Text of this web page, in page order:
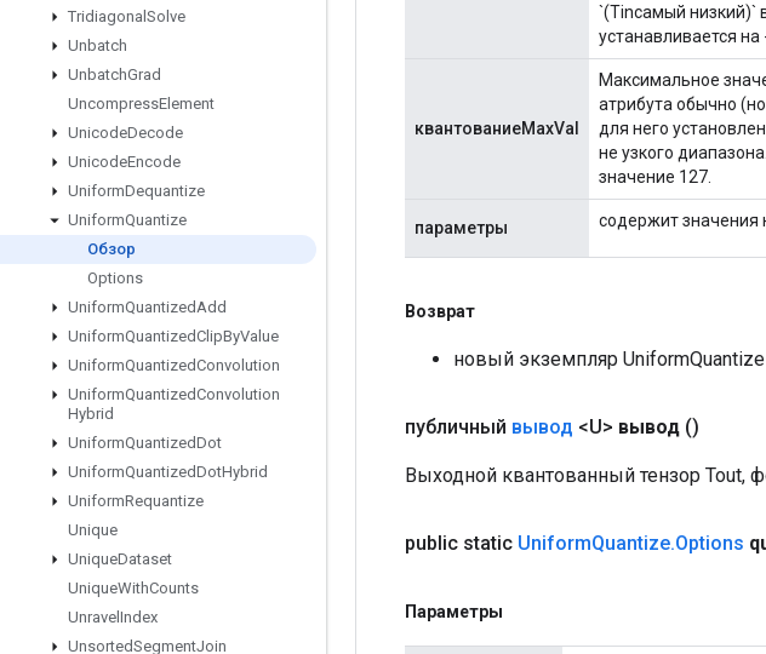
Tridiagonal Solve
Unbatch
UnbatchGrad
UncompressElement
UnicodeDecode
UnicodeEncode
UniformDequantize
UniformQuantize
Обзор
Options
UniformQuantizedAdd
UniformQuantizedClipByValue
UniformQuantizedConvolution
UniformQuantizedConvolution
Hybrid
UniformQuantizedDot
UniformQuantizedDotHybrid
UniformRequantize
Unique
UniqueDataset
UniqueWithCounts
Unravel Index
UnsortedSegmentJoin
`(Tinсамый низкий)`
устанавливается
квантованиеMaxVal
Максимальное
атрибута обычно
для него
не узкого
значение 127.
параметры содержит значения
Возврат
новый экземпляр UniformQuantize
публичный вывод <U> вывод ()
Выходной квантованный тензор Tout,
public static UniformQuantize.Options
Параметры